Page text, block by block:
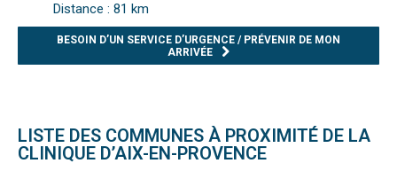
Distance : 81 km
BESOIN D’UN SERVICE D’URGENCE / PRÉVENIR DE MON
ARRIVÉE
LISTE DES COMMUNES À PROXIMITÉ DE LA
CLINIQUE D’AIX-EN-PROVENCE